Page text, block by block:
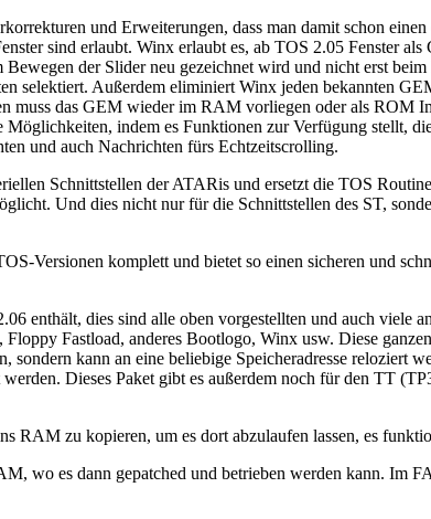
und Erweiterungen, dass man damit schon
sind erlaubt. Winx erlaubt es, ab TOS 2.05 Fenster als
der Slider neu gezeichnet wird und nicht erst
selektiert. Außerdem eliminiert Winx jeden bekannten
muss das GEM wieder im RAM vorliegen oder als ROM
indem es Funktionen zur Verfügung stellt,
und auch Nachrichten fürs Echtzeitscrolling.
Schnittstellen der ATARis und ersetzt die TOS
Und dies nicht nur für die Schnittstellen des ST,
Versionen komplett und bietet so einen sicheren und
enthält, dies sind alle oben vorgestellten und auch viele
Fastload, anderes Bootlogo, Winx usw. Diese
kann an eine beliebige Speicheradresse reloziert
Dieses Paket gibt es außerdem noch für den TT
RAM zu kopieren, um es dort abzulaufen lassen, es
wo es dann gepatched und betrieben werden kann. Im